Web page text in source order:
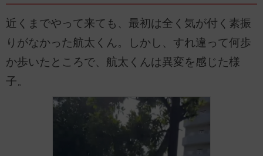
近くまでやって来ても、最初は全く気が付く素振
りがなかった航太くん。しかし、すれ違って何歩
か歩いたところで、航太くんは異変を感じた様
子。